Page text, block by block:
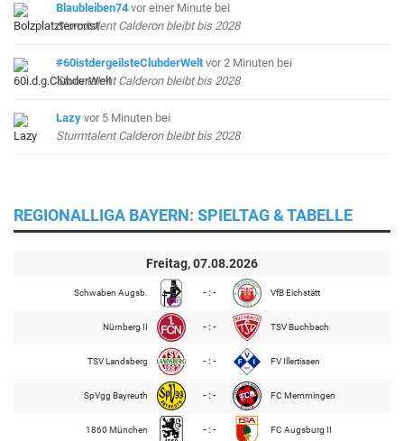
Blaubleiben74 vor einer Minute bei
Sturmtalent Calderon bleibt bis 2028
#60istdergeilsteClubderWelt vor 2 Minuten bei
Sturmtalent Calderon bleibt bis 2028
Lazy vor 5 Minuten bei
Sturmtalent Calderon bleibt bis 2028
REGIONALLIGA BAYERN: SPIELTAG & TABELLE
Freitag, 07.08.2026
Schwaben Augsb. - : - VfB Eichstätt
Nürnberg II - : - TSV Buchbach
TSV Landsberg - : - FV Illertissen
SpVgg Bayreuth - : - FC Memmingen
1860 München - : - FC Augsburg II